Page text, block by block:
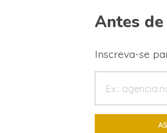
Antes
Inscreva-se